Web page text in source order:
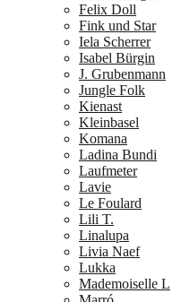
Felix Doll
Fink und Star
Iela Scherrer
Isabel Bürgin
J. Grubenmann
Jungle Folk
Kienast
Kleinbasel
Komana
Ladina Bundi
Laufmeter
Lavie
Le Foulard
Lili T.
Linalupa
Livia Naef
Lukka
Mademoiselle L